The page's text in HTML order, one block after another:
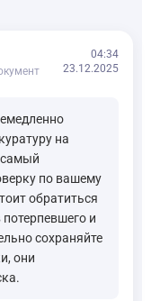
04:34
23.12.2025
на
самый
по вашему
обратиться
и
сохраняйте
они